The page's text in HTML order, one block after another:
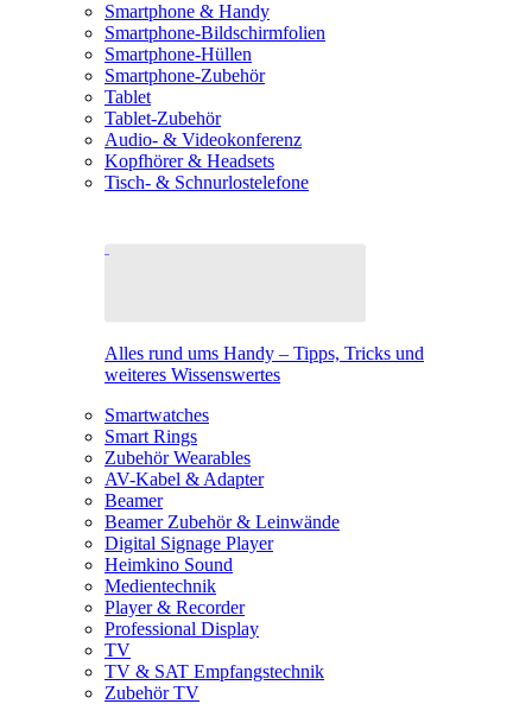
Smartphone & Handy
Smartphone-Bildschirmfolien
Smartphone-Hüllen
Smartphone-Zubehör
Tablet
Tablet-Zubehör
Audio- & Videokonferenz
Kopfhörer & Headsets
Tisch- & Schnurlostelefone
Alles rund ums Handy – Tipps, Tricks und
weiteres Wissenswertes
Smartwatches
Smart Rings
Zubehör Wearables
AV-Kabel & Adapter
Beamer
Beamer Zubehör & Leinwände
Digital Signage Player
Heimkino Sound
Medientechnik
Player & Recorder
Professional Display
TV
TV & SAT Empfangstechnik
Zubehör TV